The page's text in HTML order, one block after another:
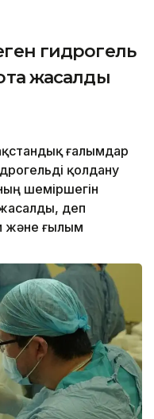
гидрогель
жасалды
ғалымдар
қолдану
шеміршегін
деп
және ғылым